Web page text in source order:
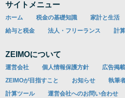
サイトメニュー
ホーム 税金の基礎知識 家計と生活
給与と税金
法人・フリーランス 計
ZEIMOについて
運営会社 個人情報保護方針 広告掲
ZEIMOが目指すこと
お知らせ
執筆
計算ツール
運営会社へのお問い合わせ